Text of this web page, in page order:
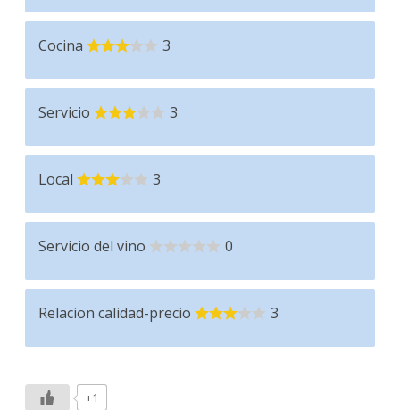
Cocina 3
Servicio 3
Local 3
Servicio del vino 0
Relacion calidad-precio 3
+1